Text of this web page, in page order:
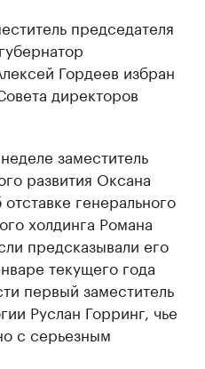
председателя
Гордеев избран
директоров
заместитель
развития Оксана
генерального
холдинга Романа
предсказывали его
текущего года
первый заместитель
Руслан Горринг, чье
с серьезным